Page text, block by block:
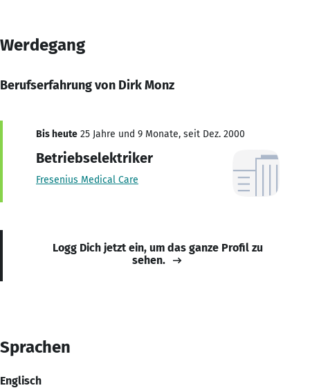
Werdegang
Berufserfahrung von Dirk Monz
Bis heute 25 Jahre und 9 Monate, seit Dez. 2000
Betriebselektriker
Fresenius Medical Care
Logg Dich jetzt ein, um das ganze Profil zu
sehen.
Sprachen
Englisch